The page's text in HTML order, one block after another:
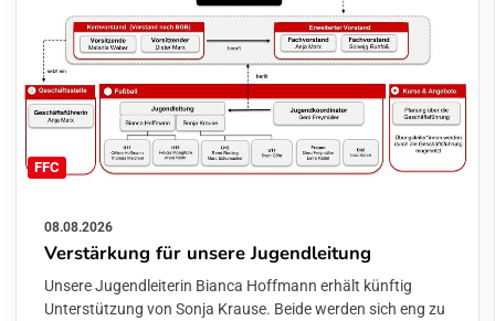
FFC
08.08.2026
Verstärkung für unsere Jugendleitung
Unsere Jugendleiterin Bianca Hoffmann erhält künftig
Unterstützung von Sonja Krause. Beide werden sich eng zu